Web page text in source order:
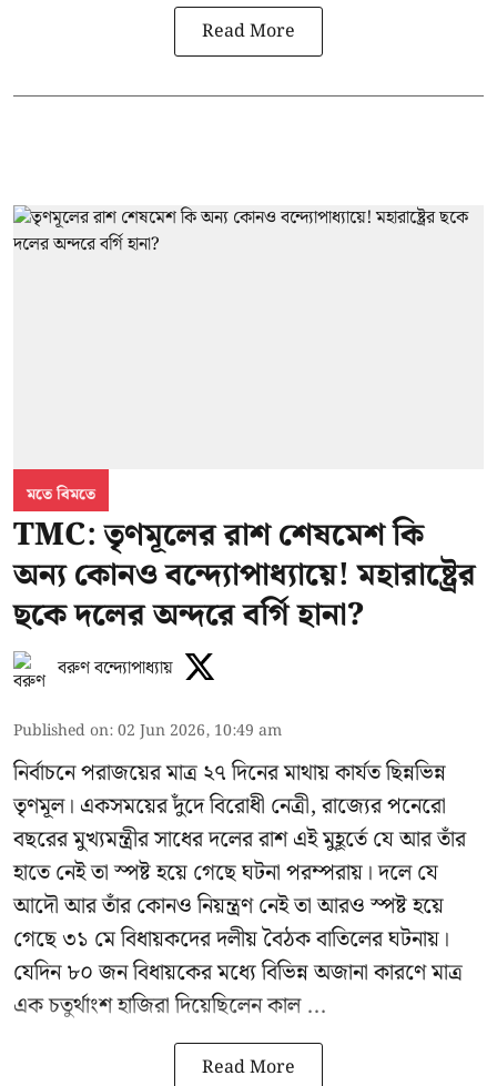
Read More
মতে বিমতে
TMC: তৃণমূলের রাশ শেষমেশ কি
অন্য কোনও বন্দ্যোপাধ্যায়ে! মহারাষ্ট্রের
ছকে দলের অন্দরে বর্গি হানা?
বরুণ বন্দ্যোপাধ্যায়
Published on:02 Jun 2026, 10:49 am
নির্বাচনে পরাজয়ের মাত্র ২৭ দিনের মাথায় কার্যত ছিন্নভিন্ন
তৃণমূল। একসময়ের দুঁদে বিরোধী নেত্রী, রাজ্যের পনেরো
বছরের মুখ্যমন্ত্রীর সাধের দলের রাশ এই মুহূর্তে যে আর তাঁর
হাতে নেই তা স্পষ্ট হয়ে গেছে ঘটনা পরম্পরায়। দলে যে
আদৌ আর তাঁর কোনও নিয়ন্ত্রণ নেই তা আরও স্পষ্ট হয়ে
গেছে ৩১ মে বিধায়কদের দলীয় বৈঠক বাতিলের ঘটনায়।
যেদিন ৮০ জন বিধায়কের মধ্যে বিভিন্ন অজানা কারণে মাত্র
এক চতুর্থাংশ হাজিরা দিয়েছিলেন কাল ...
Read More